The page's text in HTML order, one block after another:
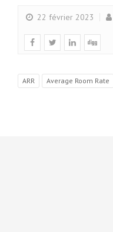
22 février 2023
ARR Average Room Rate